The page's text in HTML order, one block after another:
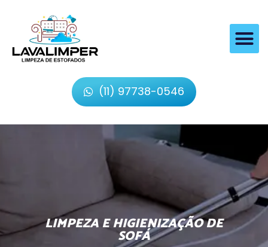
(11) 97738-0546
LIMPEZA E HIGIENIZAÇÃO DE
SOFÁ